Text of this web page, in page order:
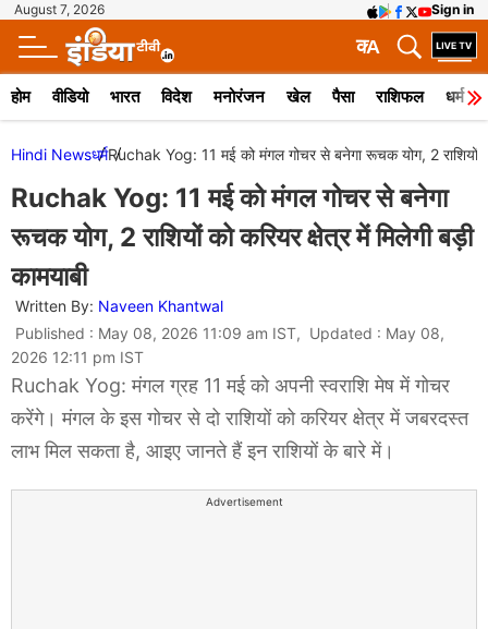
August 7, 2026 Sign in
A
क
होम वीडियो भारत विदेश मनोरंजन खेल पैसा राशिफल धर्म
Hindi Newsधर्मRuchak Yog: 11 मई को मंगल गोचर से बनेगा रूचक योग, 2 राशियों को
Ruchak Yog: 11 मई को मंगल गोचर से बनेगा
रूचक योग, 2 राशियों को करियर क्षेत्र में मिलेगी बड़ी
कामयाबी
Written By: Naveen Khantwal
Published : May 08, 2026 11:09 am IST, Updated : May 08,
2026 12:11 pm IST
Ruchak Yog: मंगल ग्रह 11 मई को अपनी स्वराशि मेष में गोचर
करेंगे। मंगल के इस गोचर से दो राशियों को करियर क्षेत्र में जबरदस्त
लाभ मिल सकता है, आइए जानते हैं इन राशियों के बारे में।
Advertisement